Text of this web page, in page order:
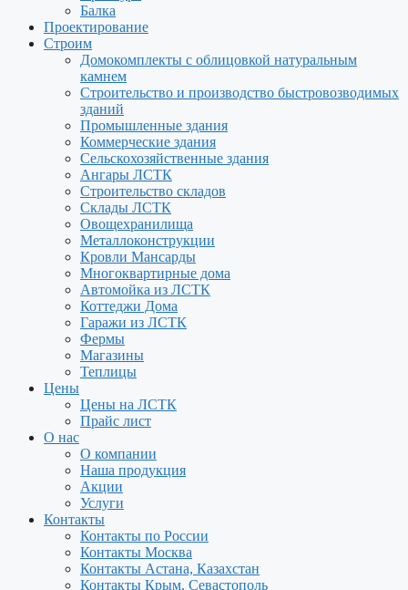
Балка
Проектирование
Строим
Домокомплекты с облицовкой натуральным
камнем
Строительство и производство быстровозводимых
зданий
Промышленные здания
Коммерческие здания
Сельскохозяйственные здания
Ангары ЛСТК
Строительство складов
Склады ЛСТК
Овощехранилища
Металлоконструкции
Кровли Мансарды
Многоквартирные дома
Автомойка из ЛСТК
Коттеджи Дома
Гаражи из ЛСТК
Фермы
Магазины
Теплицы
Цены
Цены на ЛСТК
Прайс лист
О нас
О компании
Наша продукция
Акции
Услуги
Контакты
Контакты по России
Контакты Москва
Контакты Астана, Казахстан
Контакты Крым, Севастополь